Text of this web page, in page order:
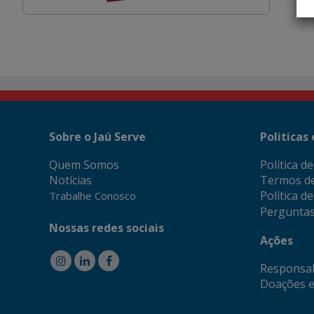
Sobre o Jaú Serve
Quem Somos
Notícias
Trabalhe Conosco
Nossas redes sociais
Politicas
Política
Termos
Política
Ações
Doações